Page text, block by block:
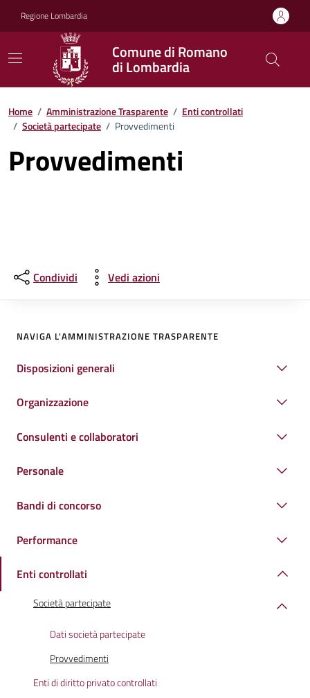
Regione Lombardia
Comune di Romano
di Lombardia
Home / Amministrazione Trasparente / Enti controllati
/ Società partecipate / Provvedimenti
Provvedimenti
Condividi Vedi azioni
NAVIGA L'AMMINISTRAZIONE TRASPARENTE
Disposizioni generali
Organizzazione
Consulenti e collaboratori
Personale
Bandi di concorso
Performance
Enti controllati
Società partecipate
Dati società partecipate
Provvedimenti
Enti di diritto privato controllati